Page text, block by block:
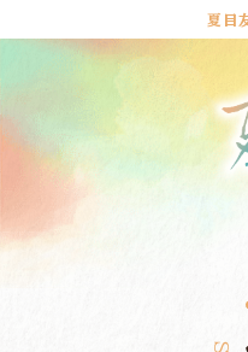
夏目